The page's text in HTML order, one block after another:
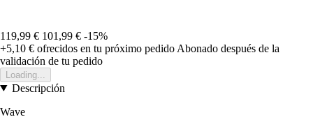
119,99 € 101,99 € -15%
+5,10 € ofrecidos en tu próximo pedido Abonado después de la
validación de tu pedido
Loading...
Descripción
Wave